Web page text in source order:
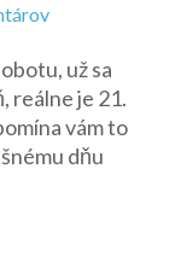
na
adventný
deň:
Jahody
už sa
reálne je 21.
vám to
dňu